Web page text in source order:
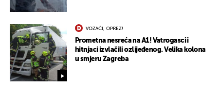
VOZAČI, OPREZ!
Prometna nesreća na A1! Vatrogasci i
hitnjaci izvlačili ozlijeđenog. Velika kolona
u smjeru Zagreba